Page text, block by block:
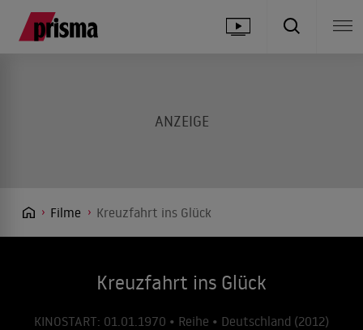
Filme Kreuzfahrt ins Glück
Kreuzfahrt ins Glück
KINOSTART: 01.01.1970 • Reihe • Deutschland (2012)